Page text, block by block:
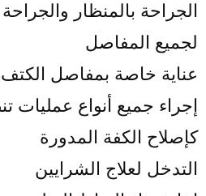
الجراحة بالمنظار
لجميع المفاصل
عناية خاصة بمفاصل الكتف
إجراء جميع أنواع عمليات
كإصلاح الكفة المدورة
التدخل لعلاج الشرايين